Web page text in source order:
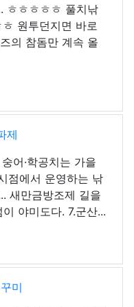
ㅎㅎㅎㅎㅎ 풀치낚
원투던지면 바로
의 참돔만 계속 올
제
어·학공치는 가을
점에서 운영하는 낚
새만금방조제 길을
야미도다. 7.군산...
미